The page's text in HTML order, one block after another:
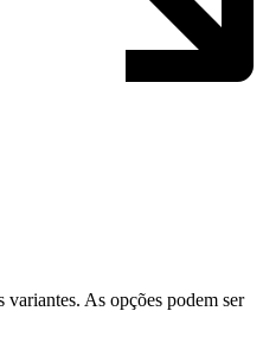
variantes. As opções podem ser